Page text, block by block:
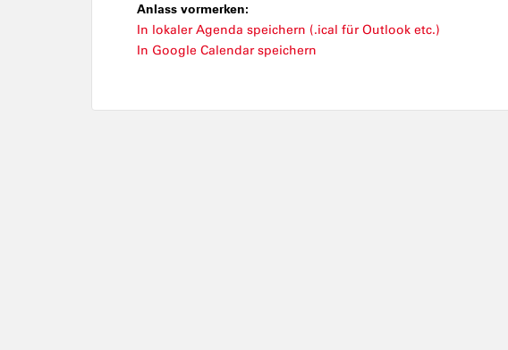
Anlass vormerken:
In lokaler Agenda speichern (.ical für Outlook etc.)
In Google Calendar speichern